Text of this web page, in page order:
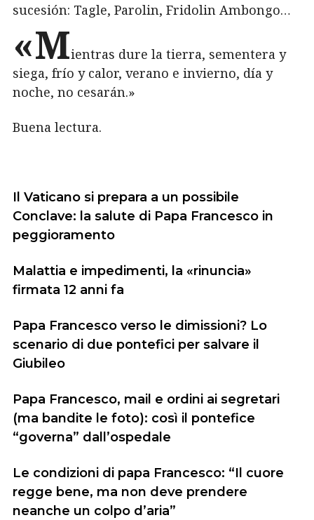
sucesión: Tagle, Parolin, Fridolin Ambongo…
«Mientras dure la tierra, sementera y
siega, frío y calor, verano e invierno, día y
noche, no cesarán.»
Buena lectura.
Il Vaticano si prepara a un possibile
Conclave: la salute di Papa Francesco in
peggioramento
Malattia e impedimenti, la «rinuncia»
firmata 12 anni fa
Papa Francesco verso le dimissioni? Lo
scenario di due pontefici per salvare il
Giubileo
Papa Francesco, mail e ordini ai segretari
(ma bandite le foto): così il pontefice
“governa” dall’ospedale
Le condizioni di papa Francesco: “Il cuore
regge bene, ma non deve prendere
neanche un colpo d’aria”